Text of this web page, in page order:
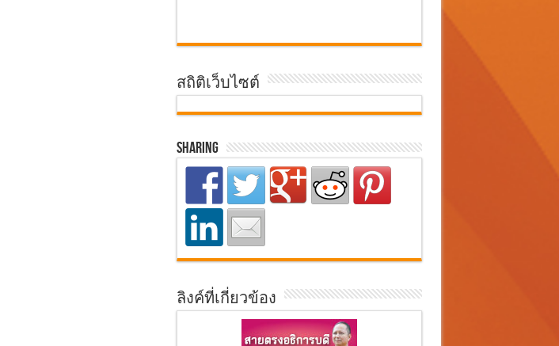
สถิติเว็บไซต์
Sharing
ลิงค์ที่เกี่ยวข้อง